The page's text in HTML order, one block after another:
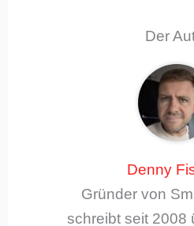
Der
Denny
Gründer von
schreibt seit 2008